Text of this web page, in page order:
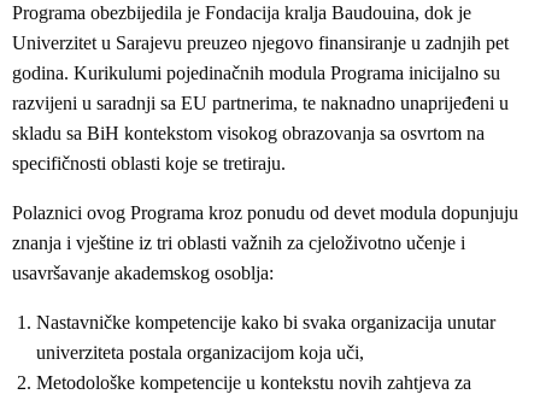
Programa obezbijedila je Fondacija kralja Baudouina, dok je
Univerzitet u Sarajevu preuzeo njegovo finansiranje u zadnjih pet
godina. Kurikulumi pojedinačnih modula Programa inicijalno su
razvijeni u saradnji sa EU partnerima, te naknadno unaprijeđeni u
skladu sa BiH kontekstom visokog obrazovanja sa osvrtom na
specifičnosti oblasti koje se tretiraju.
Polaznici ovog Programa kroz ponudu od devet modula dopunjuju
znanja i vještine iz tri oblasti važnih za cjeloživotno učenje i
usavršavanje akademskog osoblja:
Nastavničke kompetencije kako bi svaka organizacija unutar
univerziteta postala organizacijom koja uči,
Metodološke kompetencije u kontekstu novih zahtjeva za